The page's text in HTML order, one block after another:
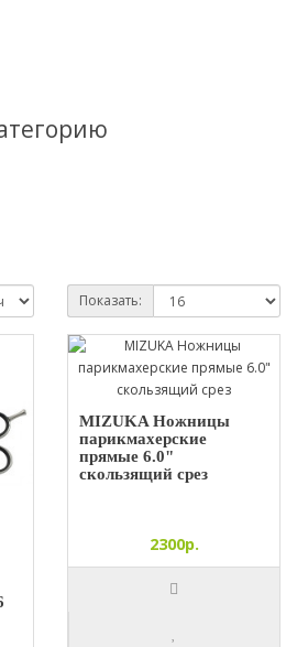
Показать:
MIZUKA Ножницы
парикмахерские
прямые 6.0"
скользящий срез
2300р.